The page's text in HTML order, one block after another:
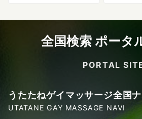
全国検索 ポータ
PORTAL
うたたねゲイマッサージ全国
UTATANE GAY MASSAGE NAVI